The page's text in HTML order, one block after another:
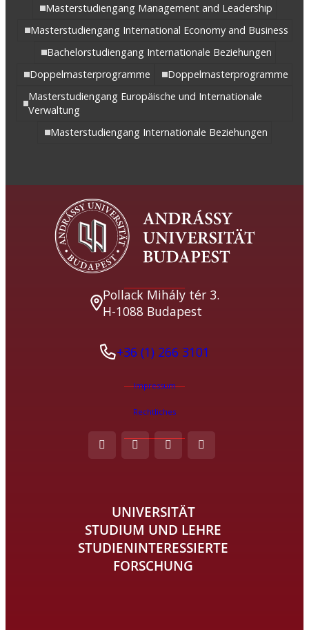
Masterstudiengang Management and Leadership
Masterstudiengang International Economy and Business
Bachelorstudiengang Internationale Beziehungen
Doppelmasterprogramme
Doppelmasterprogramme
Masterstudiengang Europäische und Internationale
Verwaltung
Masterstudiengang Internationale Beziehungen
Pollack Mihály tér 3.
H-1088 Budapest
+36 (1) 266 3101
Impressum
Rechtliches
UNIVERSITÄT
STUDIUM UND LEHRE
STUDIENINTERESSIERTE
FORSCHUNG